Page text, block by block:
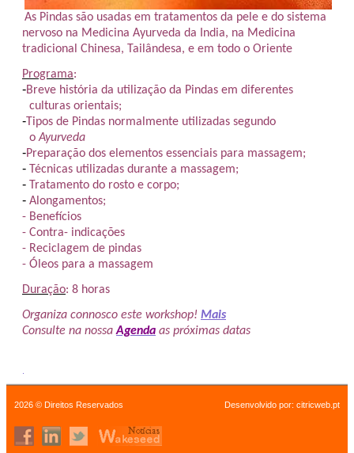
As Pindas são usadas em tratamentos da pele e do sistema
nervoso na Medicina Ayurveda da India, na Medicina
tradicional Chinesa, Tailândesa, e em todo o Oriente
Programa:
-Breve história da utilização da Pindas em diferentes
culturas orientais;
-Tipos de Pindas normalmente utilizadas segundo
oAyurveda
-Preparação dos elementos essenciais para massagem;
- Técnicas utilizadas durante a massagem;
- Tratamento do rosto e corpo;
- Alongamentos;
- Benefícios
- Contra- indicações
- Reciclagem de pindas
- Óleos para a massagem
Duração: 8 horas
Organiza connosco este workshop! Mais
Consulte na nossaAgenda as próximas datas
2026 © Direitos Reservados Desenvolvido por: citricweb.pt